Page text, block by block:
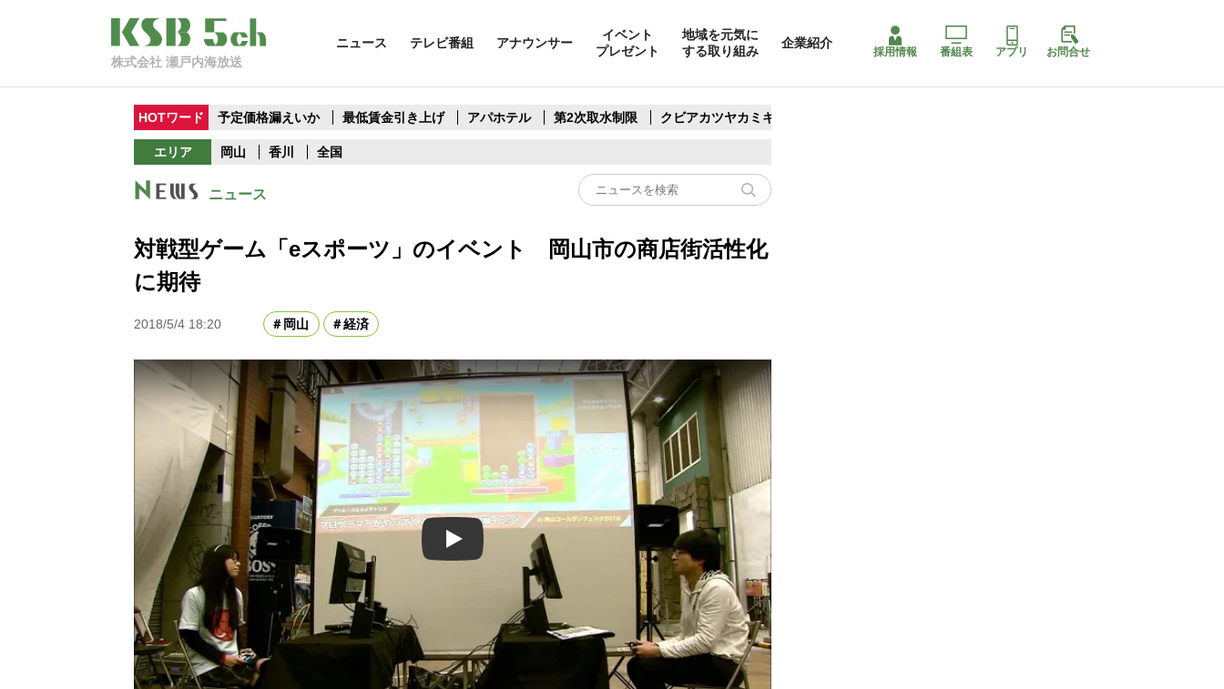
株式会社 瀬戸内海放送
ニュース テレビ番組 アナウンサー
イベント
プレゼント
地域を元気に
する取り組み
企業紹介
採用情報 番組表 アプリ お問合せ
HOTワード 予定価格漏えいか 最低賃金引き上げ アパホテル 第2次取水制限 クビアカツヤカミキリ
エリア 岡山 香川 全国
ニュース
対戦型ゲーム「eスポーツ」のイベント 岡山市の商店街活性化
に期待
2018/5/4 18:20 岡山 経済
Play